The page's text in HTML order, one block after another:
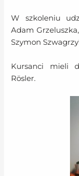
W szkoleniu
Adam
Szymon
Kursanci mieli
Rösler.